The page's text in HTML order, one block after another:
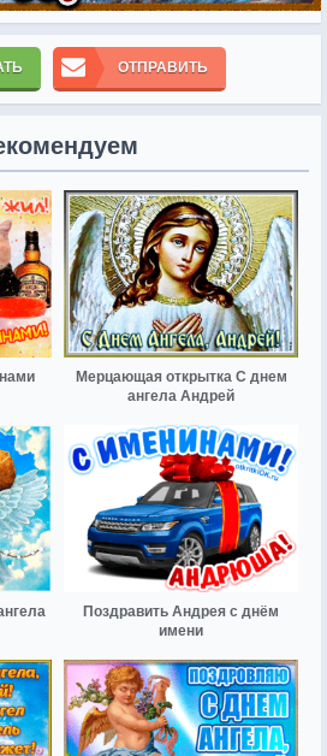
ОТПРАВИТЬ
Мерцающая открытка С днем
ангела Андрей
Поздравить Андрея с днём
имени